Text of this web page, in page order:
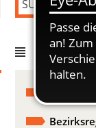
DIREKT ZU